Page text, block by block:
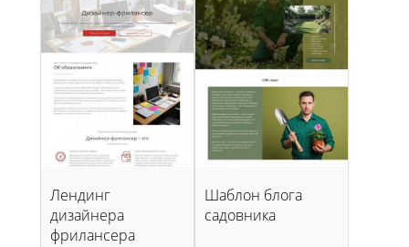
Лендинг
дизайнера
фрилансера
Шаблон блога
садовника